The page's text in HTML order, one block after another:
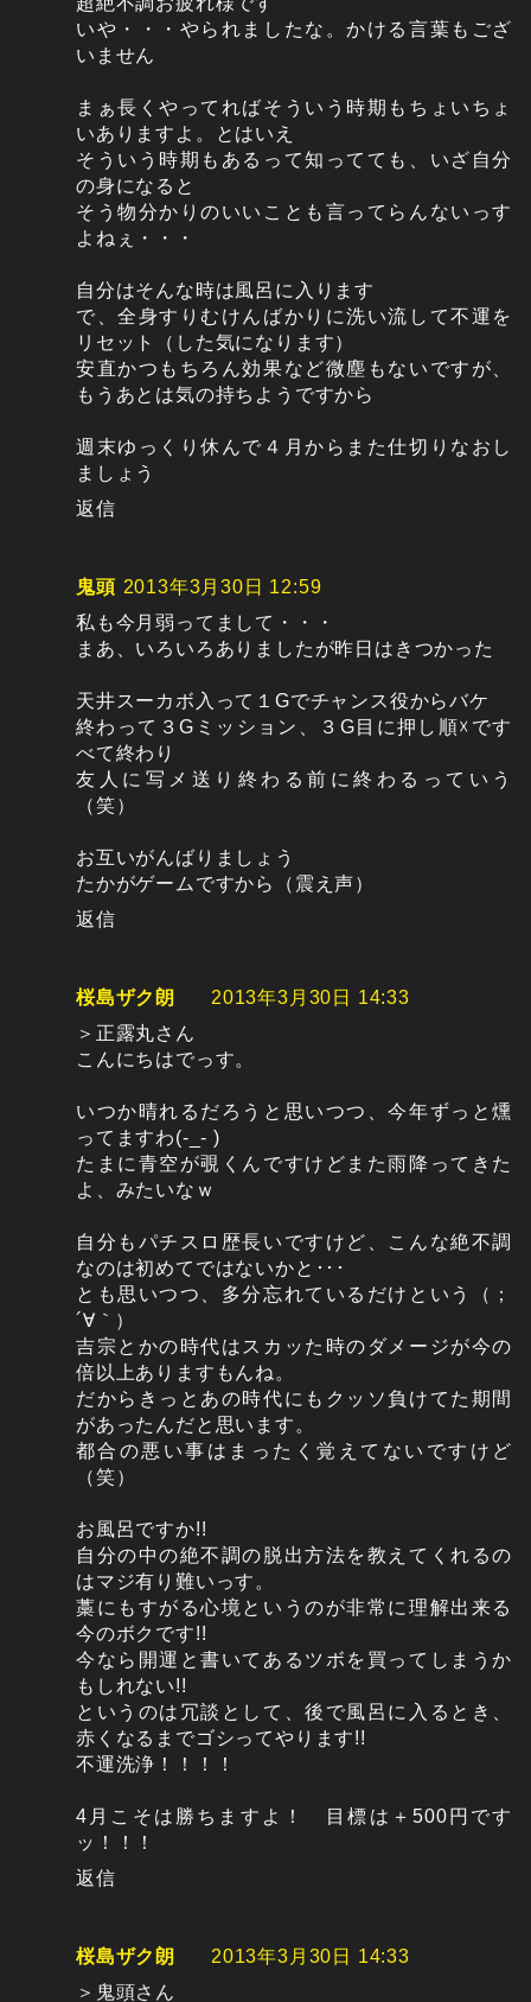
いや・・・やられましたな。かける言葉もござ
いません
まぁ長くやってればそういう時期もちょいちょ
いありますよ。とはいえ
そういう時期もあるって知ってても、いざ自分
の身になると
そう物分かりのいいことも言ってらんないっす
よねぇ・・・
自分はそんな時は風呂に入ります
で、全身すりむけんばかりに洗い流して不運を
リセット（した気になります）
安直かつもちろん効果など微塵もないですが、
もうあとは気の持ちようですから
週末ゆっくり休んで４月からまた仕切りなおし
ましょう
返信
鬼頭 2013年3月30日 12:59
私も今月弱ってまして・・・
まあ、いろいろありましたが昨日はきつかった
天井スーカボ入って１Gでチャンス役からバケ
終わって３Gミッション、３G目に押し順☓です
べて終わり
友人に写メ送り終わる前に終わるっていう
（笑）
お互いがんばりましょう
たかがゲームですから（震え声）
返信
桜島ザク朗
2013年3月30日 14:33
＞正露丸さん
こんにちはでっす。
いつか晴れるだろうと思いつつ、今年ずっと燻
ってますわ(-_- )
たまに青空が覗くんですけどまた雨降ってきた
よ、みたいなｗ
自分もパチスロ歴長いですけど、こんな絶不調
なのは初めてではないかと･･･
とも思いつつ、多分忘れているだけという（；
´∀｀）
吉宗とかの時代はスカッた時のダメージが今の
倍以上ありますもんね。
だからきっとあの時代にもクッソ負けてた期間
があったんだと思います。
都合の悪い事はまったく覚えてないですけど
（笑）
お風呂ですか!!
自分の中の絶不調の脱出方法を教えてくれるの
はマジ有り難いっす。
藁にもすがる心境というのが非常に理解出来る
今のボクです!!
今なら開運と書いてあるツボを買ってしまうか
もしれない!!
というのは冗談として、後で風呂に入るとき、
赤くなるまでゴシってやります!!
不運洗浄！！！！
4月こそは勝ちますよ！ 目標は＋500円です
ッ！！！
返信
桜島ザク朗
2013年3月30日 14:33
＞鬼頭さん